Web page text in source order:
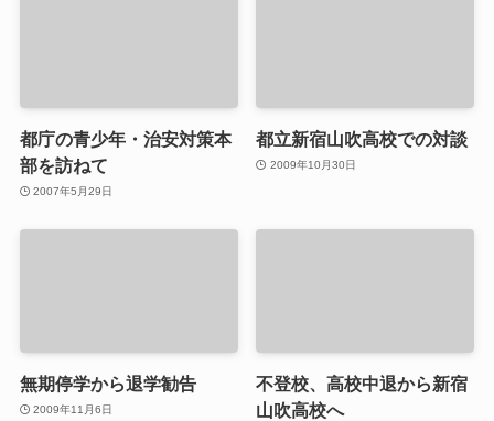
都庁の青少年・治安対策本
部を訪ねて
2007年5月29日
都立新宿山吹高校での対談
2009年10月30日
無期停学から退学勧告
2009年11月6日
不登校、高校中退から新宿
山吹高校へ